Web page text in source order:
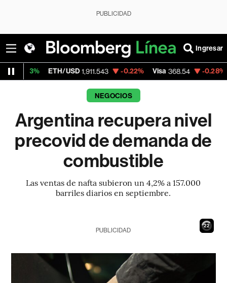
PUBLICIDAD
Ingresar
ETH/USD 1,911.543 -0.22% Visa 368.54 -0.28%
NEGOCIOS
Argentina recupera nivel
precovid de demanda de
combustible
Las ventas de nafta subieron un 4,2% a 157.000
barriles diarios en septiembre.
21
PUBLICIDAD